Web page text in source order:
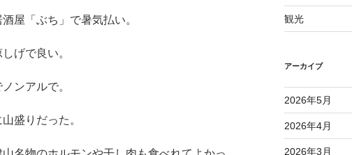
屋「ぶち」で暑気払い。
げで良い。
ンアルで。
盛りだった。
観光
アーカイブ
2026年5月
2026年4月
2026年3月